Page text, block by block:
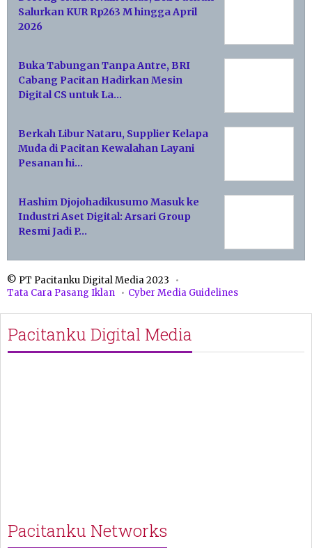
Salurkan KUR Rp263 M hingga April
2026
Buka Tabungan Tanpa Antre, BRI
Cabang Pacitan Hadirkan Mesin
Digital CS untuk La…
Berkah Libur Nataru, Supplier Kelapa
Muda di Pacitan Kewalahan Layani
Pesanan hi…
Hashim Djojohadikusumo Masuk ke
Industri Aset Digital: Arsari Group
Resmi Jadi P…
© PT Pacitanku Digital Media 2023
Tata Cara Pasang Iklan
Cyber Media Guidelines
Pacitanku Digital Media
Pacitanku Networks